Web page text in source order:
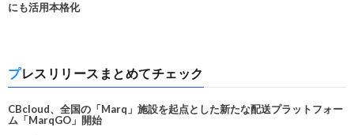
にも活用本格化
プレスリリースまとめてチェック
CBcloud、全国の「Marq」施設を起点とした新たな配送プラットフォー
ム「MarqGO」開始